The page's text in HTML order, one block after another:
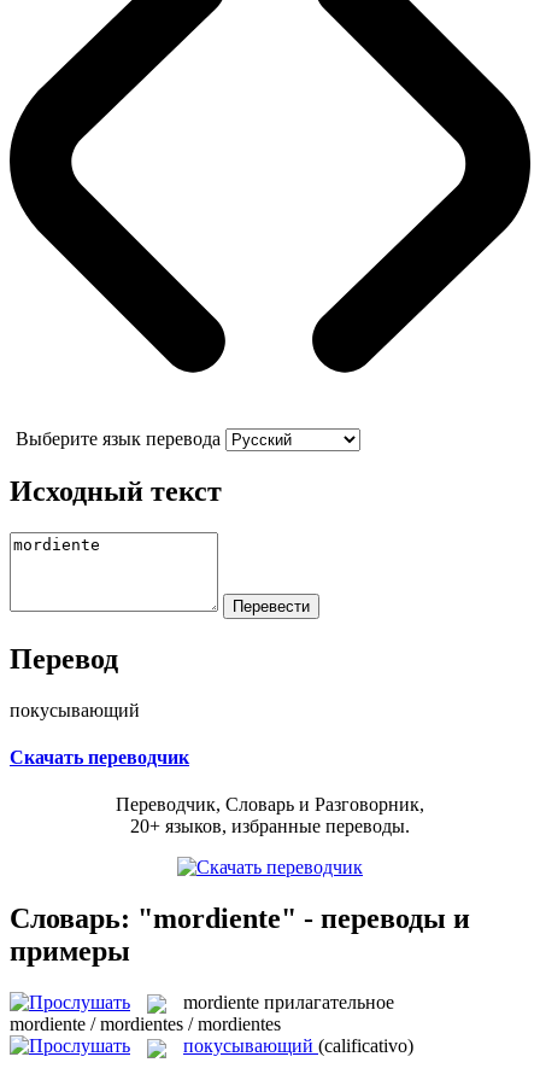
Выберите язык перевода
Исходный текст
Перевод
покусывающий
Скачать переводчик
Переводчик, Словарь и Разговорник,
20+ языков, избранные переводы.
Словарь: "mordiente" - переводы и
примеры
mordiente прилагательное
mordiente / mordientes / mordientes
покусывающий (calificativo)